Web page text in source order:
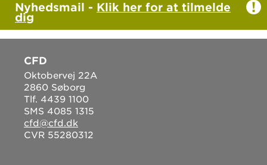
Nyhedsmail - Klik her for at tilmelde
dig
CFD
Oktobervej 22A
2860 Søborg
Tlf. 4439 1100
SMS 4085 1315
cfd@cfd.dk
CVR 55280312